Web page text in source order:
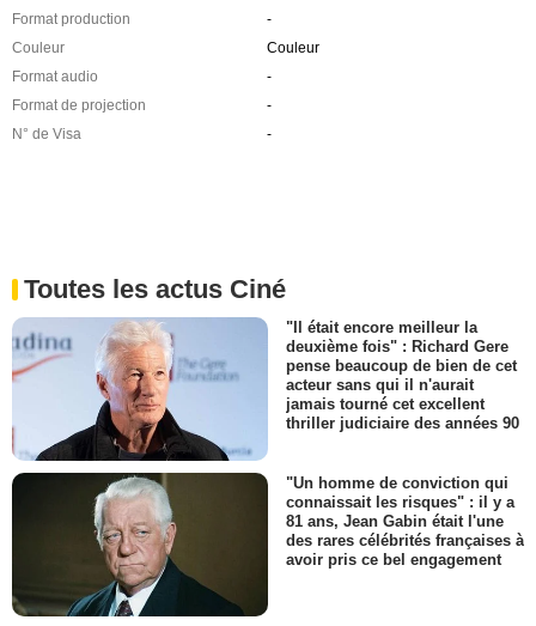
Format production
-
Couleur
Couleur
Format audio
-
Format de projection
-
N° de Visa
-
Toutes les actus Ciné
"Il était encore meilleur la
deuxième fois" : Richard Gere
pense beaucoup de bien de cet
acteur sans qui il n'aurait
jamais tourné cet excellent
thriller judiciaire des années 90
"Un homme de conviction qui
connaissait les risques" : il y a
81 ans, Jean Gabin était l'une
des rares célébrités françaises à
avoir pris ce bel engagement